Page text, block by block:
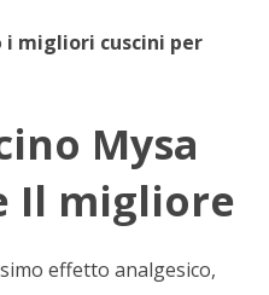
i migliori cuscini per
Mysa
Il migliore
effetto analgesico,